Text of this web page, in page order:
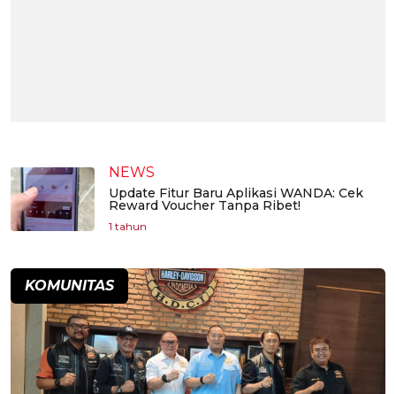
NEWS
Update Fitur Baru Aplikasi WANDA: Cek
Reward Voucher Tanpa Ribet!
1 tahun
KOMUNITAS